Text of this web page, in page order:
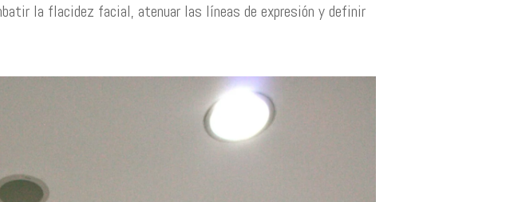
la flacidez facial, atenuar las líneas de expresión y definir